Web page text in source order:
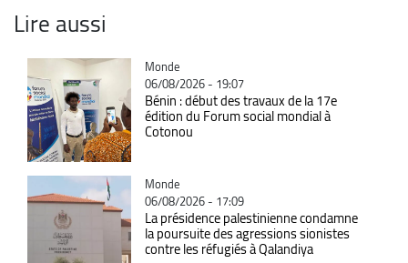
Lire aussi
Catégorie
Monde
06/08/2026 - 19:07
Bénin : début des travaux de la 17e
édition du Forum social mondial à
Cotonou
Catégorie
Monde
06/08/2026 - 17:09
La présidence palestinienne condamne
la poursuite des agressions sionistes
contre les réfugiés à Qalandiya